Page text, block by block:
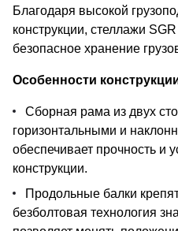
Благодаря высокой
конструкции, стеллажи
безопасное хранение
Особенности
Сборная рама из двух
горизонтальными и
обеспечивает прочность и
конструкции.
Продольные балки
безболтовая технология